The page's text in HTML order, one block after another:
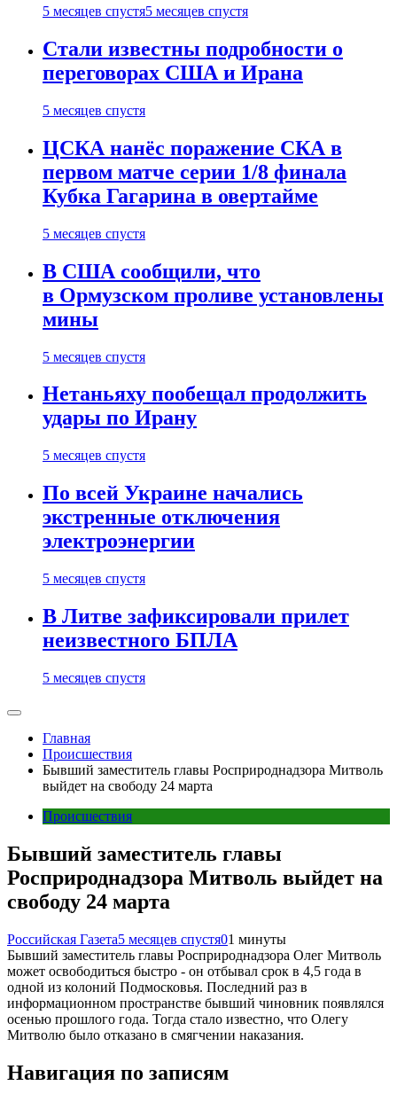
5 месяцев спустя5 месяцев спустя
Стали известны подробности о
переговорах США и Ирана
5 месяцев спустя
ЦСКА нанёс поражение СКА в
первом матче серии 1/8 финала
Кубка Гагарина в овертайме
5 месяцев спустя
В США сообщили, что
в Ормузском проливе установлены
мины
5 месяцев спустя
Нетаньяху пообещал продолжить
удары по Ирану
5 месяцев спустя
По всей Украине начались
экстренные отключения
электроэнергии
5 месяцев спустя
В Литве зафиксировали прилет
неизвестного БПЛА
5 месяцев спустя
Главная
Происшествия
Бывший заместитель главы Росприроднадзора Митволь
выйдет на свободу 24 марта
Происшествия
Бывший заместитель главы
Росприроднадзора Митволь выйдет на
свободу 24 марта
Российская Газета5 месяцев спустя01 минуты
Бывший заместитель главы Росприроднадзора Олег Митволь
может освободиться быстро - он отбывал срок в 4,5 года в
одной из колоний Подмосковья. Последний раз в
информационном пространстве бывший чиновник появлялся
осенью прошлого года. Тогда стало известно, что Олегу
Митволю было отказано в смягчении наказания.
Навигация по записям